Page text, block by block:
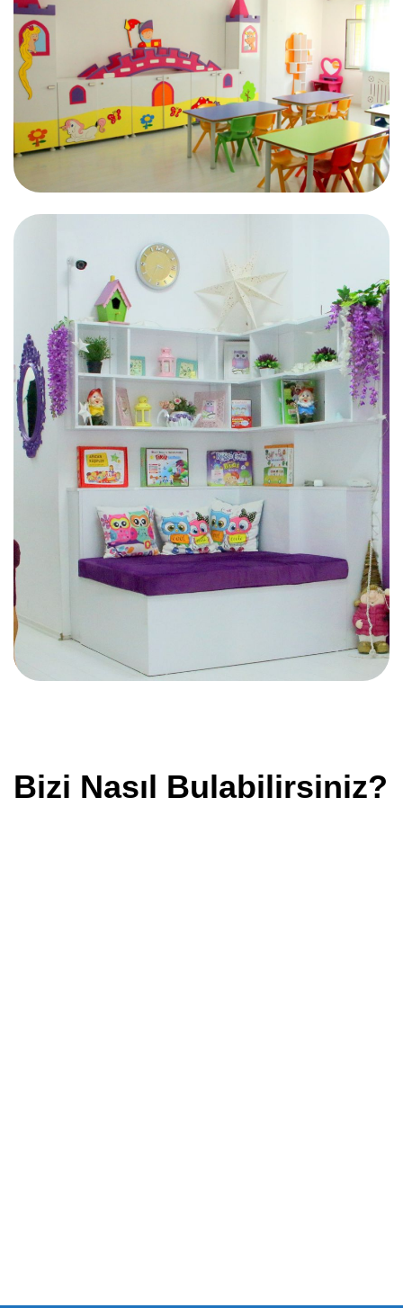
Bizi Nasıl Bulabilirsiniz?